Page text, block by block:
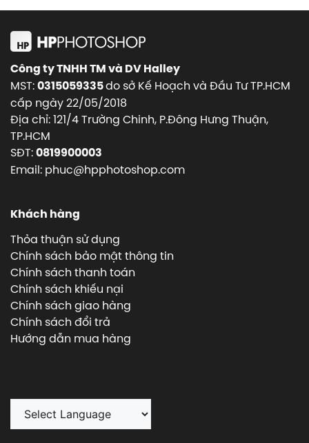
Công ty TNHH TM và DV Halley
MST:0315059335do sở Kế Hoạch và Đầu Tư TP.HCM
cấp ngày 22/05/2018
Địa chỉ: 121/4 Trường Chinh, P.Đông Hưng Thuận,
TP.HCM
SĐT:0819900003
Email: phuc@hpphotoshop.com
Khách hàng
Thỏa thuận sử dụng
Chính sách bảo mật thông tin
Chính sách thanh toán
Chính sách khiếu nại
Chính sách giao hàng
Chính sách đổi trả
Hướng dẫn mua hàng